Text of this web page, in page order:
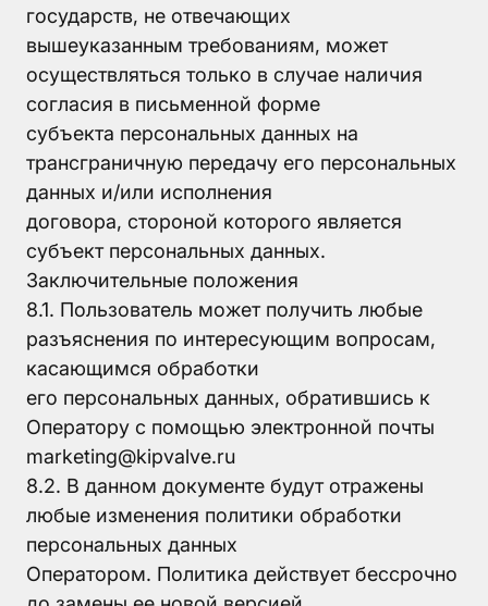
государств, не отвечающих
вышеуказанным требованиям, может
осуществляться только в случае наличия
согласия в письменной форме
субъекта персональных данных на
трансграничную передачу его персональных
данных и/или исполнения
договора, стороной которого является
субъект персональных данных.
Заключительные положения
8.1. Пользователь может получить любые
разъяснения по интересующим вопросам,
касающимся обработки
его персональных данных, обратившись к
Оператору с помощью электронной почты
marketing@kipvalve.ru
8.2. В данном документе будут отражены
любые изменения политики обработки
персональных данных
Оператором. Политика действует бессрочно